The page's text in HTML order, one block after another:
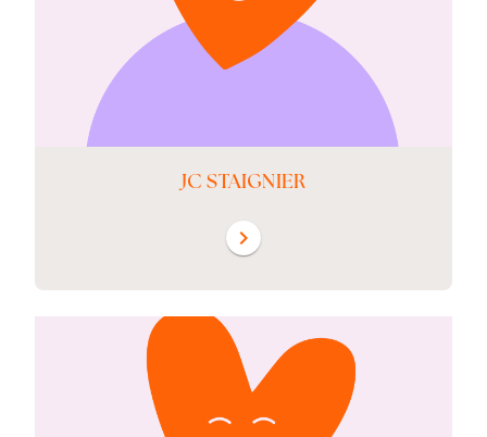
JC STAIGNIER
chevron_right